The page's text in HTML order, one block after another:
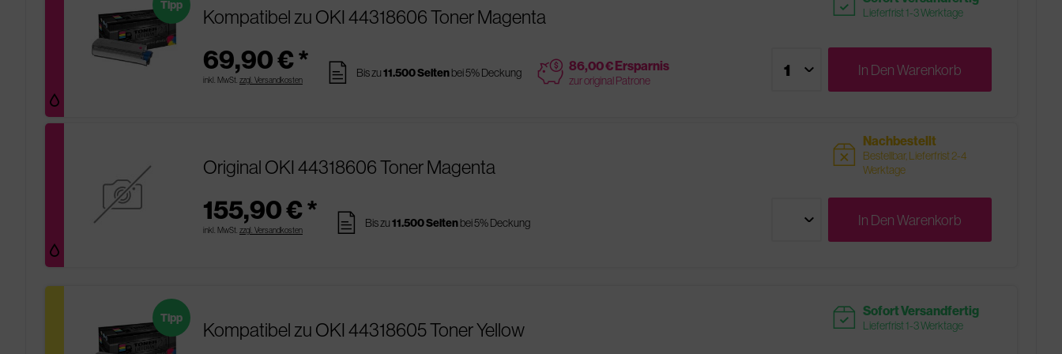
Kompatibel zu OKI 44318606 Toner Magenta
69,90 € *
inkl. MwSt. zzgl. Versandkosten
Tipp
pages Bis zu11.500 Seitenbei 5% Deckung price 86,00 € Ersparnis
zur original Patrone
Lieferfrist 1-3 Werktage
In DenWarenkorb
Original OKI 44318606 Toner Magenta
155,90 € *
inkl. MwSt. zzgl. Versandkosten pages Bis zu11.500 Seitenbei 5% Deckung
sold Nachbestellt
Bestellbar, Lieferfrist 2-4
Werktage
In DenWarenkorb
Kompatibel zu OKI 44318605 Toner Yellow
Tipp readytoship Sofort Versandfertig
Lieferfrist 1-3 Werktage